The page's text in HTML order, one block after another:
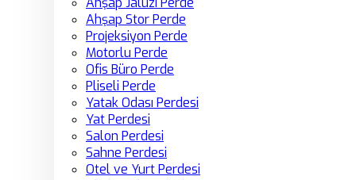
Ahşap Stor Perde
Projeksiyon Perde
Motorlu Perde
Ofis Büro Perde
Pliseli Perde
Yatak Odası Perdesi
Yat Perdesi
Salon Perdesi
Sahne Perdesi
Otel ve Yurt Perdesi